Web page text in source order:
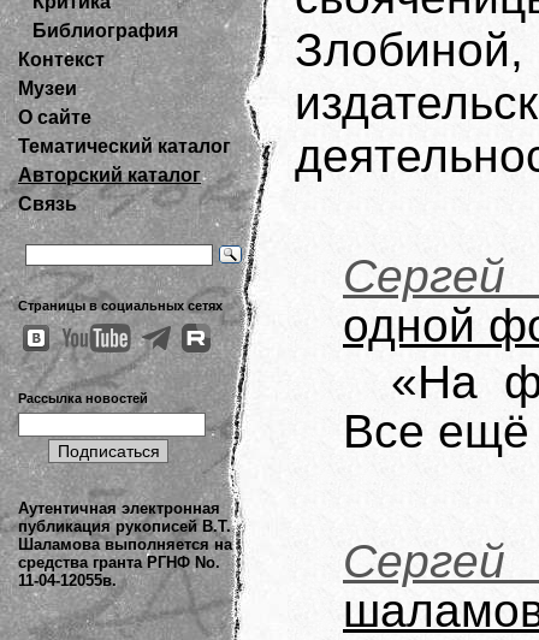
Библиография
Контекст
Музеи
О сайте
Тематический каталог
Авторский каталог
Связь
Страницы в социальных сетях
Рассылка новостей
Аутентичная электронная
публикация рукописей В.Т.
Шаламова выполняется на
средства гранта РГНФ No.
11-04-12055в.
Сергей
одной
«На
Все